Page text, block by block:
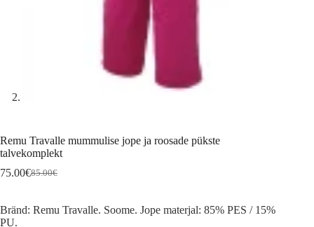
Remu Travalle mummulise jope ja roosade pükste
talvekomplekt
85.00€
Algne
oli:
85.00€.
75.00€Current
is:
75.00€.
Bränd: Remu Travalle. Soome. Jope materjal: 85% PES / 15%
PU.